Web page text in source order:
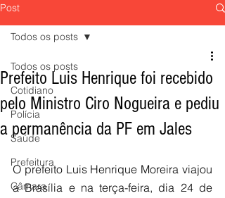
Post
Todos os posts
Cotidiano
Polícia
Saúde
Prefeitura
Câmara
Todos os posts
Prefeito Luis Henrique foi recebido
pelo Ministro Ciro Nogueira e pediu
a permanência da PF em Jales
O prefeito Luis Henrique Moreira viajou
a Brasília e na terça-feira, dia 24 de